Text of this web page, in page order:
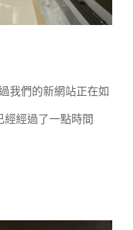
我們的新網站正在如
經經過了一點時間